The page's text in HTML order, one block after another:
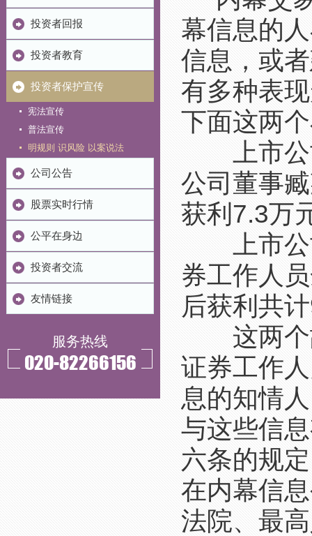
投资者回报
投资者教育
投资者保护宣传
宪法宣传
普法宣传
明规则 识风险 以案说法
公司公告
股票实时行情
公平在身边
投资者交流
友情链接
服务热线
020-82266156
幕信息的
信息，或
有多种表
下面这两
上市公
公司董事
获利7.3万
上市公
券工作人
后获利共
这两个
证券工作
息的知情
与这些信
六条的规
在内幕信
法院、最